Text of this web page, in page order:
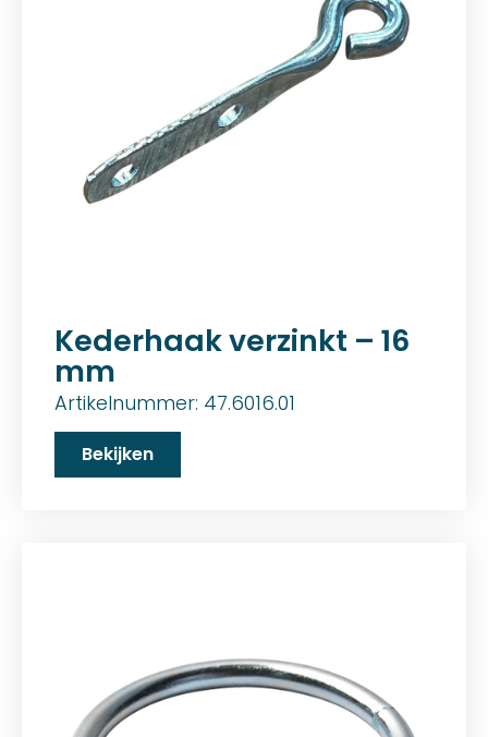
Kederhaak verzinkt – 16
mm
Artikelnummer: 47.6016.01
Bekijken